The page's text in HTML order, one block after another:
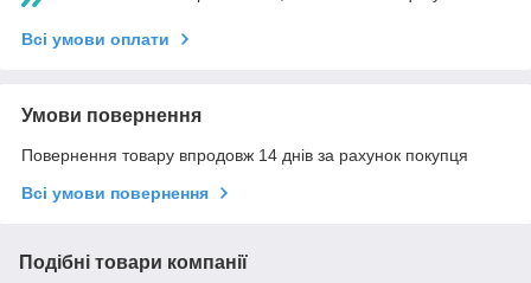
Всі умови оплати
Умови повернення
Повернення товару впродовж 14 днів за рахунок покупця
Всі умови повернення
Подібні товари компанії